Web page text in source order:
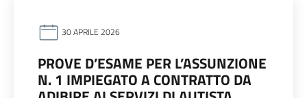
30 APRILE 2026
PROVE D’ESAME PER L’ASSUNZIONE
N. 1 IMPIEGATO A CONTRATTO DA